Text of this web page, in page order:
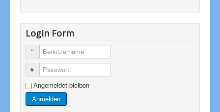
Login Form
Benutzername
Passwort
Angemeldet bleiben
Anmelden